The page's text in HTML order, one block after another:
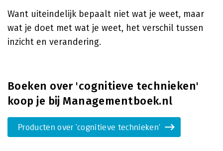
Want uiteindelijk bepaalt niet wat je weet, maar
wat je doet met wat je weet, het verschil tussen
inzicht en verandering.
Boeken over 'cognitieve technieken'
koop je bij Managementboek.nl
Producten over 'cognitieve technieken'